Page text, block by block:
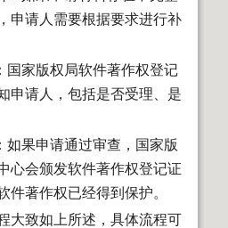
申请人需要根据要求进行补
国家版权局软件著作权登记
申请人，包括是否受理、是
如果申请通过审查，国家版
心会颁发软件著作权登记证
件著作权已经得到保护。
大致如上所述，具体流程可